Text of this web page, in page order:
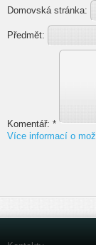
Domovská stránka:
Předmět:
Komentář: *
Více informací o